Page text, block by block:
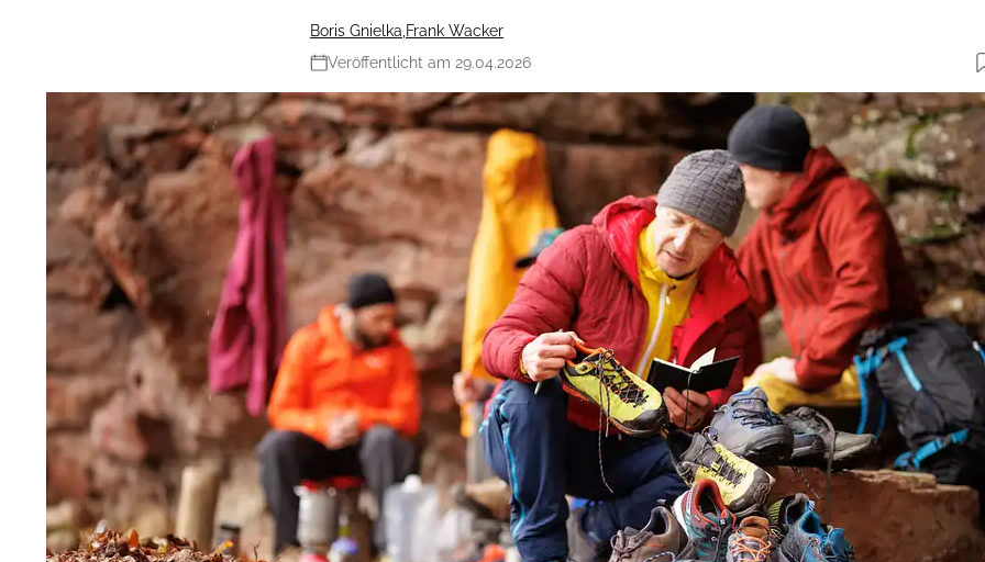
Boris Gnielka Frank Wacker
Veröffentlicht am 29.04.2026